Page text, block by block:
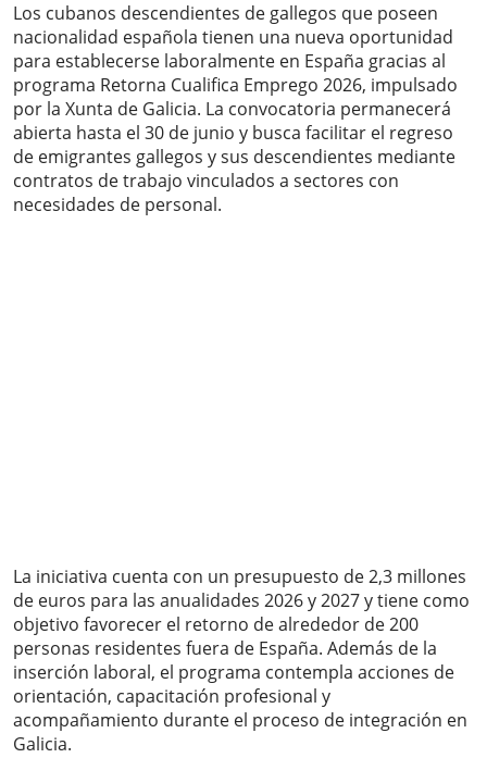
Los cubanos descendientes de gallegos que poseen
nacionalidad española tienen una nueva oportunidad
para establecerse laboralmente en España gracias al
programa Retorna Cualifica Emprego 2026, impulsado
por la Xunta de Galicia. La convocatoria permanecerá
abierta hasta el 30 de junio y busca facilitar el regreso
de emigrantes gallegos y sus descendientes mediante
contratos de trabajo vinculados a sectores con
necesidades de personal.
La iniciativa cuenta con un presupuesto de 2,3 millones
de euros para las anualidades 2026 y 2027 y tiene como
objetivo favorecer el retorno de alrededor de 200
personas residentes fuera de España. Además de la
inserción laboral, el programa contempla acciones de
orientación, capacitación profesional y
acompañamiento durante el proceso de integración en
Galicia.